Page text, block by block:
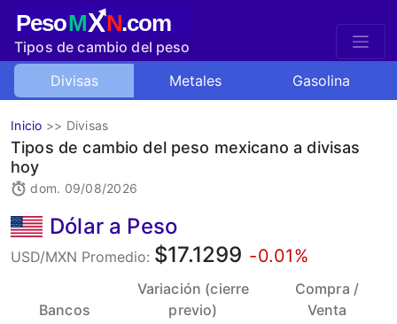
PesoMXN.com
Tipos de cambio del peso
mexicano
Divisas Metales Gasolina
Inicio >> Divisas
Tipos de cambio del peso mexicano a divisas
hoy
dom. 09/08/2026
Dólar a Peso
USD/MXN Promedio: $17.1299 -0.01%
Bancos
Variación (cierre
previo)
Compra /
Venta